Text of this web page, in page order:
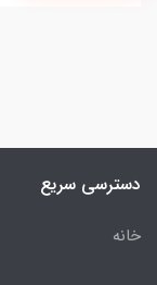
دسترسی سریع
خانه